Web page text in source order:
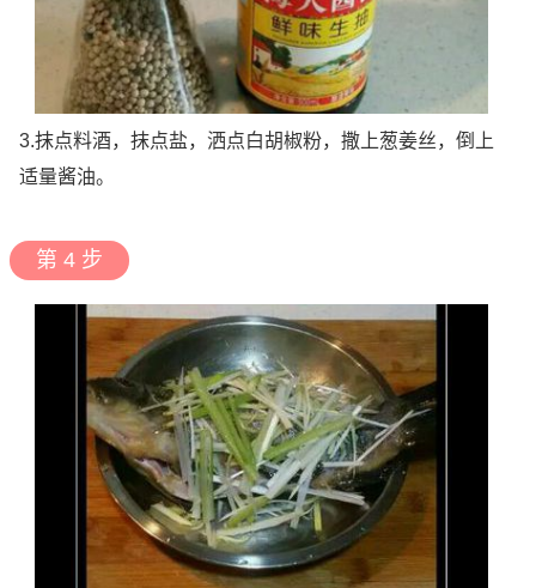
3.抹点料酒，抹点盐，洒点白胡椒粉，撒上葱姜丝，倒上
适量酱油。
第 4 步